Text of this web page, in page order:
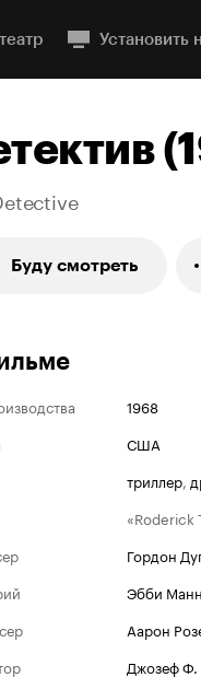
Установить
Буду смотреть
1968
США
триллер,
«Roderick
Гордон
Эбби Манн
Аарон
Джозеф Ф.